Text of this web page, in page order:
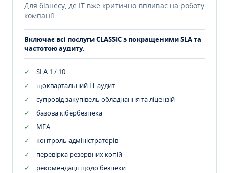
Для бізнесу, де IT вже критично впливає на роботу
компанії.
Включає всі послуги CLASSIC з покращеними SLA та
частотою аудиту.
SLA 1 / 10
щоквартальний IT-аудит
супровід закупівель обладнання та ліцензій
базова кібербезпека
MFA
контроль адміністраторів
перевірка резервних копій
рекомендації щодо безпеки